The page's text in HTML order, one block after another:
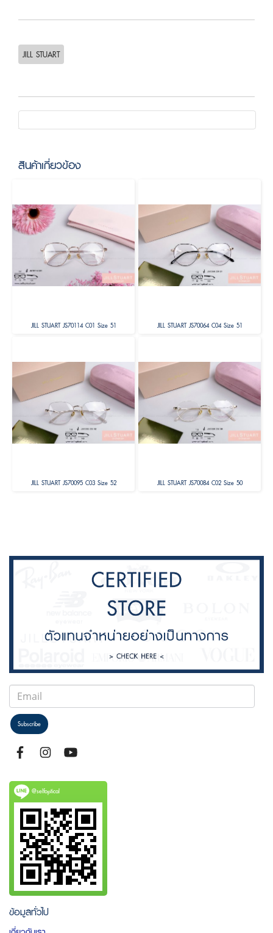
JILL STUART
สินค้าเกี่ยวข้อง
JILL STUART JS70114 C01 Size 51 JILL STUART JS70064 C04 Size 51
JILL STUART JS70095 C03 Size 52 JILL STUART JS70084 C02 Size 50
Subscribe
@selfoptical
ข้อมูลทั่วไป